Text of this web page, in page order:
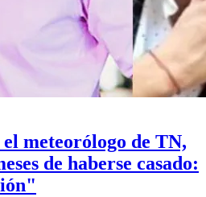
meteorólogo de TN,
de haberse casado: